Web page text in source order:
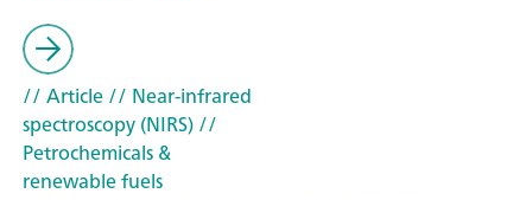
// Article// Near-infrared
spectroscopy (NIRS)//
Petrochemicals &
renewable fuels